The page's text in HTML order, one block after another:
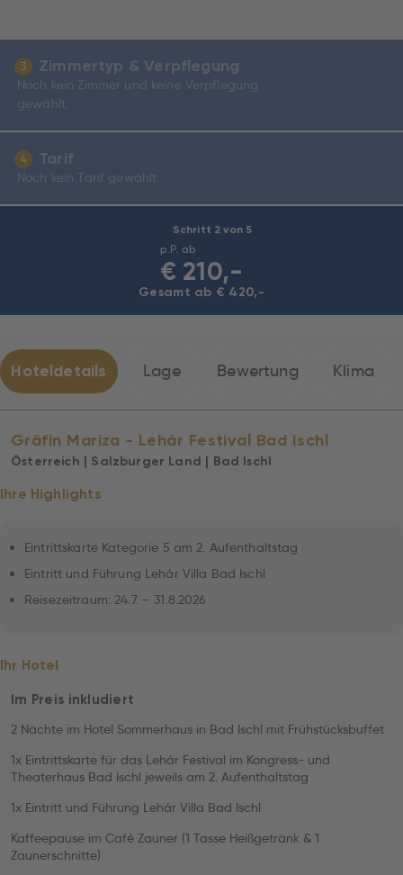
Schritt 2 von 5
p.P. ab
€ 210,-
Gesamt ab € 420,-
3 Zimmertyp & Verpflegung
Noch kein Zimmer und keine Verpflegung
gewählt.
4 Tarif
Noch kein Tarif gewählt
Hoteldetails Lage Bewertung Klima
Gräfin Mariza - Lehár Festival Bad Ischl
Österreich | Salzburger Land | Bad Ischl
Ihre Highlights
Eintrittskarte Kategorie 5 am 2. Aufenthaltstag
Eintritt und Führung Lehár Villa Bad Ischl
Reisezeitraum: 24.7. – 31.8.2026
Ihr Hotel
Im Preis inkludiert
2 Nächte im Hotel Sommerhaus in Bad Ischl mit Frühstücksbuffet
1x Eintrittskarte für das Lehár Festival im Kongress- und
Theaterhaus Bad Ischl jeweils am 2. Aufenthaltstag
1x Eintritt und Führung Lehár Villa Bad Ischl
Kaffeepause im Café Zauner (1 Tasse Heißgetränk & 1
Zaunerschnitte)